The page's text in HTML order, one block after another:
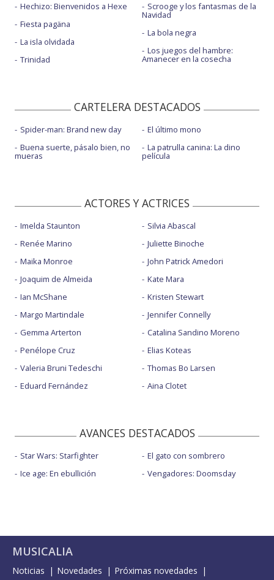
Hechizo: Bienvenidos a Hexe
Fiesta pagäna
La isla olvidada
Trinidad
Scrooge y los fantasmas de la
Navidad
La bola negra
Los juegos del hambre:
Amanecer en la cosecha
CARTELERA DESTACADOS
Spider-man: Brand new day
Buena suerte, pásalo bien, no
mueras
El último mono
La patrulla canina: La dino
película
ACTORES Y ACTRICES
Imelda Staunton
Renée Marino
Maika Monroe
Joaquim de Almeida
Ian McShane
Margo Martindale
Gemma Arterton
Penélope Cruz
Valeria Bruni Tedeschi
Eduard Fernández
Silvia Abascal
Juliette Binoche
John Patrick Amedori
Kate Mara
Kristen Stewart
Jennifer Connelly
Catalina Sandino Moreno
Elias Koteas
Thomas Bo Larsen
Aina Clotet
AVANCES DESTACADOS
Star Wars: Starfighter
Ice age: En ebullición
El gato con sombrero
Vengadores: Doomsday
MUSICALIA
Noticias Novedades
Próximas novedades